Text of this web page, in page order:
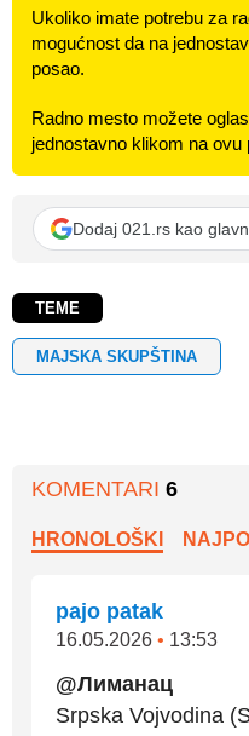
Ukoliko imate potrebu za
mogućnost da na
posao.
Radno mesto možete
jednostavno klikom na ovu
Dodaj 021.rs kao
TEME
MAJSKA SKUPŠTINA
KOMENTARI 6
HRONOLOŠKI
pajo patak
16.05.2026 • 13:53
@Лиманац
Srpska Vojvodina